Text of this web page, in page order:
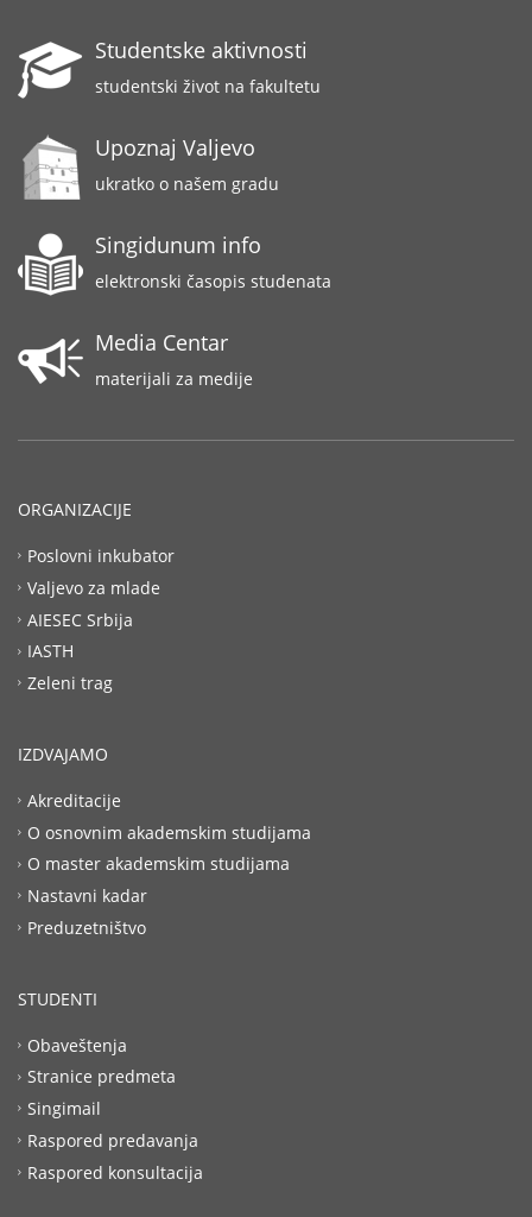
Studentske aktivnosti
studentski život na fakultetu
Upoznaj Valjevo
ukratko o našem gradu
Singidunum info
elektronski časopis studenata
Media Centar
materijali za medije
ORGANIZACIJE
Poslovni inkubator
Valjevo za mlade
AIESEC Srbija
IASTH
Zeleni trag
IZDVAJAMO
Akreditacije
O osnovnim akademskim studijama
O master akademskim studijama
Nastavni kadar
Preduzetništvo
STUDENTI
Obaveštenja
Stranice predmeta
Singimail
Raspored predavanja
Raspored konsultacija